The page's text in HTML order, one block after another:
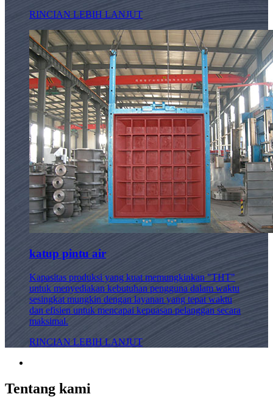
RINCIAN LEBIH LANJUT
katup pintu air
Kapasitas produksi yang kuat memungkinkan "THT"
untuk menyediakan kebutuhan pengguna dalam waktu
sesingkat mungkin dengan layanan yang tepat waktu
dan efisien untuk mencapai kepuasan pelanggan secara
maksimal.
RINCIAN LEBIH LANJUT
Tentang kami